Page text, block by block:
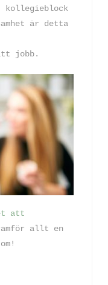
är detta
jobb.
att
allt en